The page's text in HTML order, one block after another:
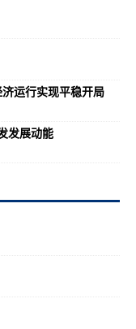
运行实现平稳开局
发展动能